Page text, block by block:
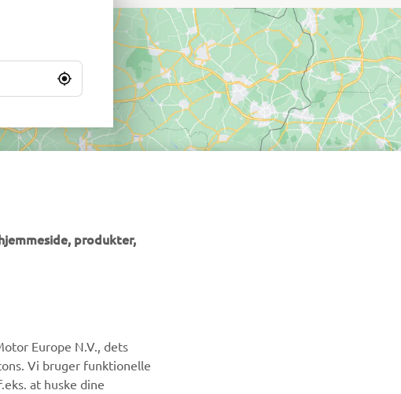
Vær den første til at få besked om de seneste tilbud, særlige
arrangementer, nye udgivelser og meget mere.
produkter,
Europe N.V., dets
Vi bruger funktionelle
at huske dine